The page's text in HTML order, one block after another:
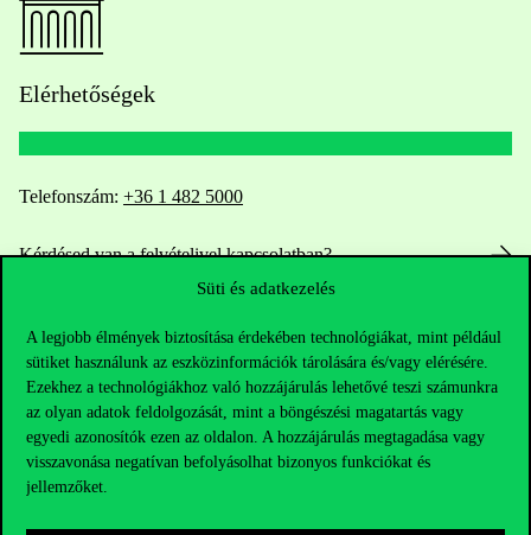
Süti és adatkezelés
A legjobb élmények biztosítása érdekében technológiákat, mint például
sütiket használunk az eszközinformációk tárolására és/vagy elérésére.
Ezekhez a technológiákhoz való hozzájárulás lehetővé teszi számunkra
az olyan adatok feldolgozását, mint a böngészési magatartás vagy
egyedi azonosítók ezen az oldalon. A hozzájárulás megtagadása vagy
visszavonása negatívan befolyásolhat bizonyos funkciókat és
jellemzőket.
Elérhetőségek
Telefonszám: +36 1 482 5000
Kérdésed van a felvételivel kapcsolatban?
HUB jelenlegi hallgatóinknak
Sajtó:press@uni-corvinus.hu